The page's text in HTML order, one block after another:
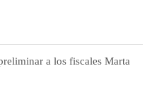
a los fiscales Marta